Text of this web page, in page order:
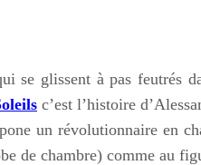
se glissent à pas feutrés
c’est l’histoire
un révolutionnaire en
de chambre) comme au